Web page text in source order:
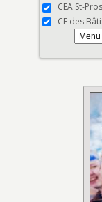
CEA St-
CF des